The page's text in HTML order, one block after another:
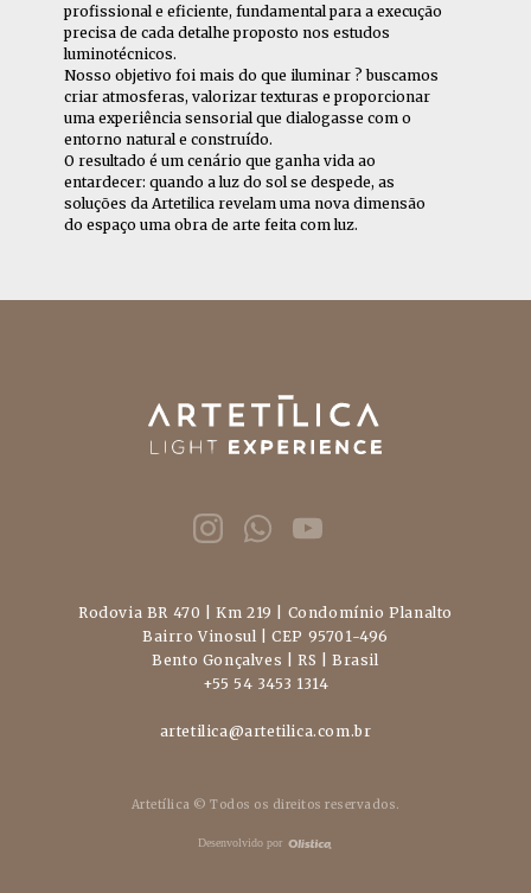
profissional e eficiente, fundamental para a execução
precisa de cada detalhe proposto nos estudos
luminotécnicos.
Nosso objetivo foi mais do que iluminar ? buscamos
criar atmosferas, valorizar texturas e proporcionar
uma experiência sensorial que dialogasse com o
entorno natural e construído.
O resultado é um cenário que ganha vida ao
entardecer: quando a luz do sol se despede, as
soluções da Artetilica revelam uma nova dimensão
do espaço uma obra de arte feita com luz.
Rodovia BR 470 | Km 219 | Condomínio Planalto
Bairro Vinosul | CEP 95701-496
Bento Gonçalves | RS | Brasil
+55 54 3453 1314
artetilica@artetilica.com.br
Artetílica © Todos os direitos reservados.
Desenvolvido por